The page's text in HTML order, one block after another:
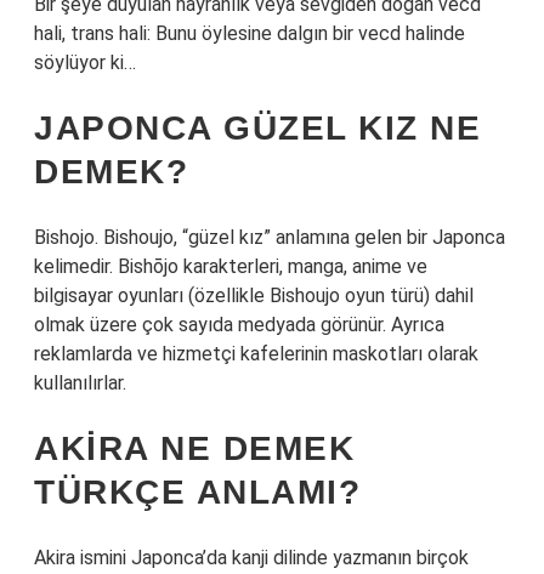
hali, trans hali: Bunu öylesine dalgın bir vecd halinde
söylüyor ki…
JAPONCA GÜZEL KIZ NE
DEMEK?
Bishojo. Bishoujo, “güzel kız” anlamına gelen bir Japonca
kelimedir. Bishōjo karakterleri, manga, anime ve
bilgisayar oyunları (özellikle Bishoujo oyun türü) dahil
olmak üzere çok sayıda medyada görünür. Ayrıca
reklamlarda ve hizmetçi kafelerinin maskotları olarak
kullanılırlar.
AKIRA NE DEMEK
TÜRKÇE ANLAMI?
Akira ismini Japonca’da kanji dilinde yazmanın birçok